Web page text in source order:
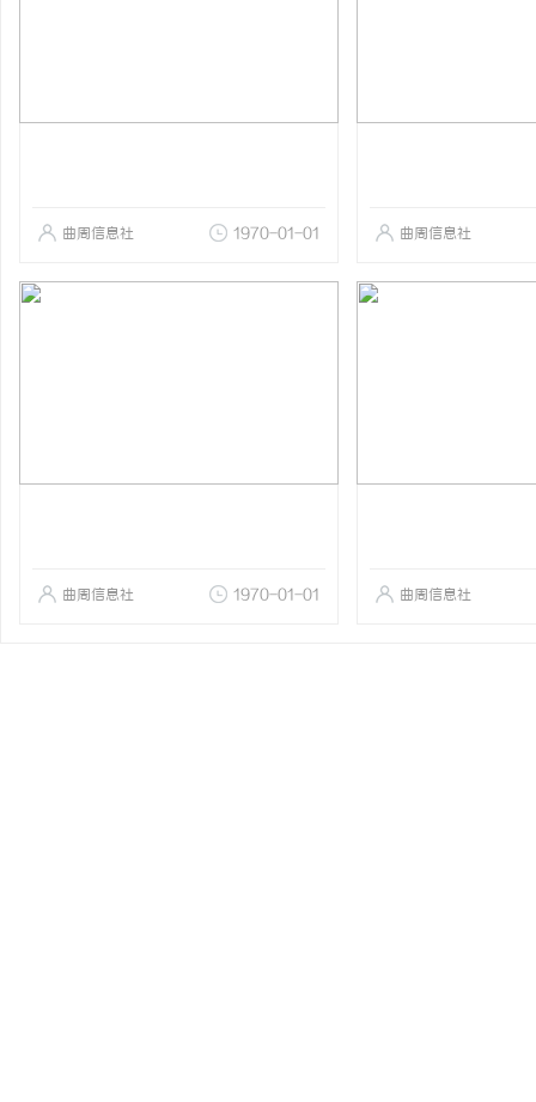
曲周信息社 1970-01-01 曲周信息社
曲周信息社 1970-01-01 曲周信息社